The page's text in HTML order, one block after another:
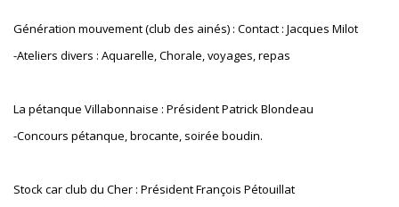
Génération mouvement (club des ainés) : Contact : Jacques Milot
-Ateliers divers : Aquarelle, Chorale, voyages, repas
La pétanque Villabonnaise : Président Patrick Blondeau
-Concours pétanque, brocante, soirée boudin.
Stock car club du Cher : Président François Pétouillat